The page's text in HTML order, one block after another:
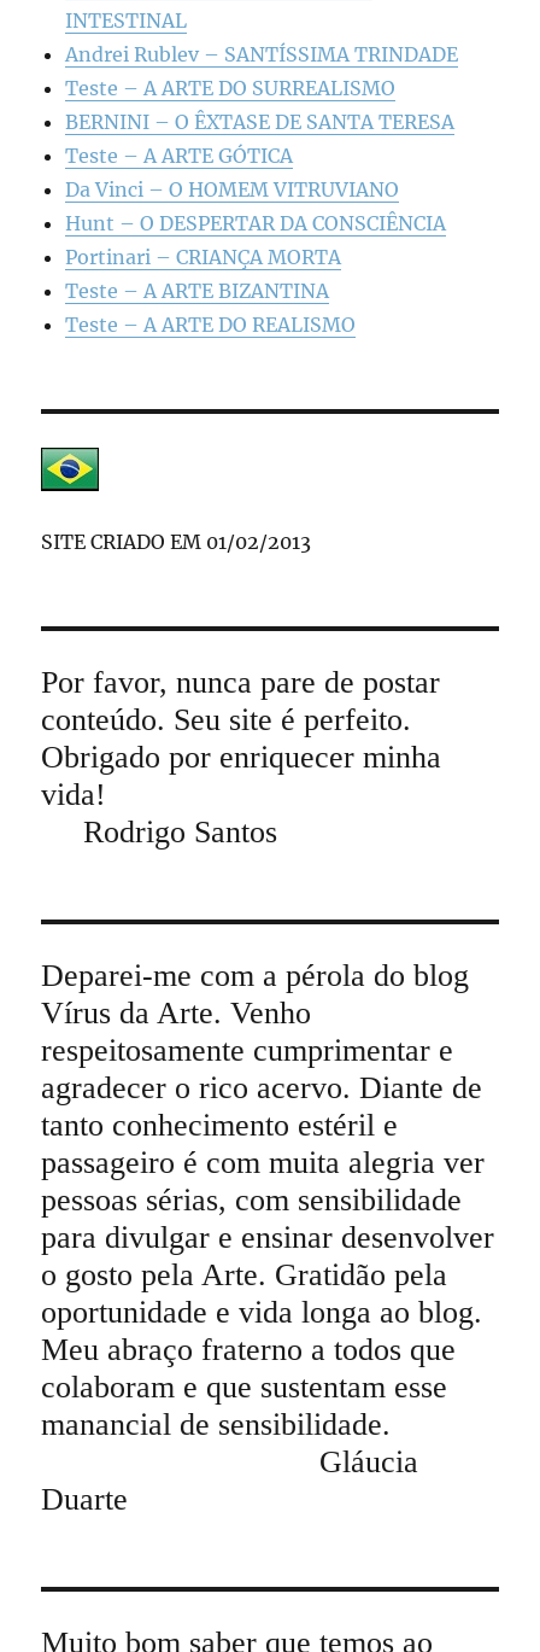
INTESTINAL
Andrei Rublev – SANTÍSSIMA TRINDADE
Teste – A ARTE DO SURREALISMO
BERNINI – O ÊXTASE DE SANTA TERESA
Teste – A ARTE GÓTICA
Da Vinci – O HOMEM VITRUVIANO
Hunt – O DESPERTAR DA CONSCIÊNCIA
Portinari – CRIANÇA MORTA
Teste – A ARTE BIZANTINA
Teste – A ARTE DO REALISMO
SITE CRIADO EM 01/02/2013
Por favor, nunca pare de postar
conteúdo. Seu site é perfeito.
Obrigado por enriquecer minha
vida!
Rodrigo Santos
Deparei-me com a pérola do blog
Vírus da Arte. Venho
respeitosamente cumprimentar e
agradecer o rico acervo. Diante de
tanto conhecimento estéril e
passageiro é com muita alegria ver
pessoas sérias, com sensibilidade
para divulgar e ensinar desenvolver
o gosto pela Arte. Gratidão pela
oportunidade e vida longa ao blog.
Meu abraço fraterno a todos que
colaboram e que sustentam esse
manancial de sensibilidade.
Gláucia
Duarte
Muito bom saber que temos ao